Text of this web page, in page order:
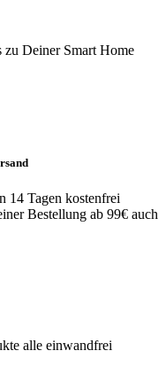
zu Deiner Smart Home
14 Tagen kostenfrei
Bestellung ab 99€ auch
alle einwandfrei